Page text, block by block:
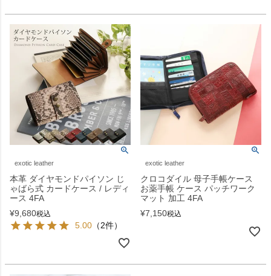
exotic leather
本革 ダイヤモンドパイソン じ
ゃばら式 カードケース / レディ
ース 4FA
¥9,680税込
5.00 （2件）
exotic leather
クロコダイル 母子手帳ケース
お薬手帳 ケース パッチワーク
マット 加工 4FA
¥7,150税込